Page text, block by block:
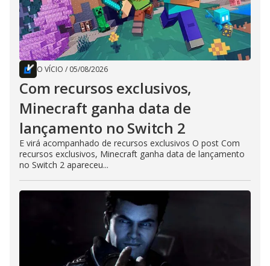
O VÍCIO / 05/08/2026
Com recursos exclusivos,
Minecraft ganha data de
lançamento no Switch 2
E virá acompanhado de recursos exclusivos O post Com
recursos exclusivos, Minecraft ganha data de lançamento
no Switch 2 apareceu...